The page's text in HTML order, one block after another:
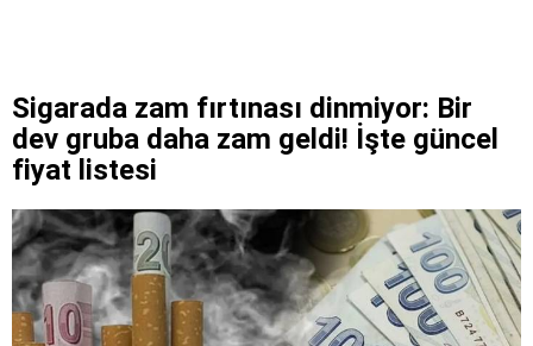
Sigarada zam fırtınası dinmiyor: Bir
dev gruba daha zam geldi! İşte güncel
fiyat listesi